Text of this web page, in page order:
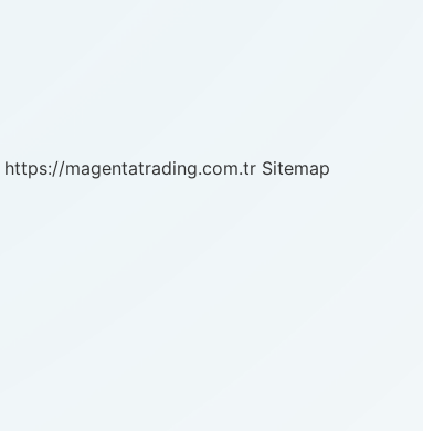
https://magentatrading.com.tr Sitemap